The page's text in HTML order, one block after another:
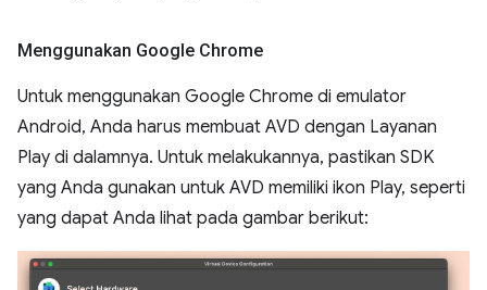
Menggunakan Google Chrome
Untuk menggunakan Google Chrome di emulator
Android, Anda harus membuat AVD dengan Layanan
Play di dalamnya. Untuk melakukannya, pastikan SDK
yang Anda gunakan untuk AVD memiliki ikon Play, seperti
yang dapat Anda lihat pada gambar berikut: